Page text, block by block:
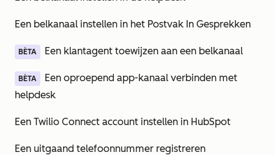
Een belkanaal instellen in het Postvak In Gesprekken
BÈTA Een klantagent toewijzen aan een belkanaal
BÈTA
Een oproepend app-kanaal verbinden met
helpdesk
Een Twilio Connect account instellen in HubSpot
Een uitgaand telefoonnummer registreren